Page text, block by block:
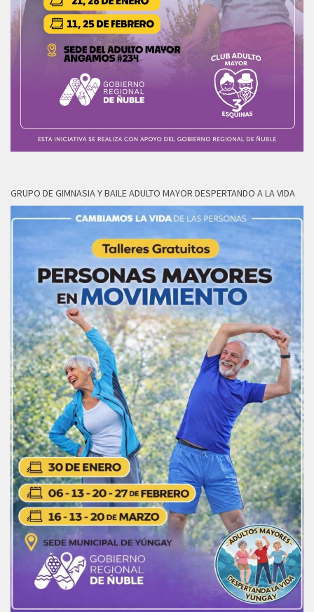
GRUPO DE GIMNASIA Y BAILE ADULTO MAYOR DESPERTANDO A LA VIDA